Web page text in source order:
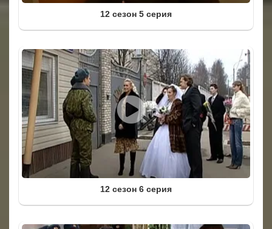
12 сезон 5 серия
12 сезон 6 серия